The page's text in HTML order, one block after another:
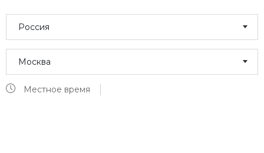
Россия
Москва
Местное время